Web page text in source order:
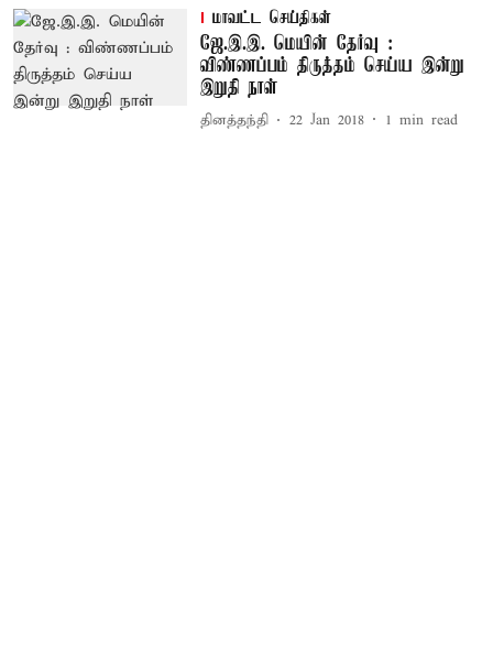
மாவட்ட செய்திகள்
ஜே.இ.இ. மெயின் தேர்வு :
விண்ணப்பம் திருத்தம் செய்ய இன்று
இறுதி நாள்
தினத்தந்தி 22 Jan 2018 1 min read